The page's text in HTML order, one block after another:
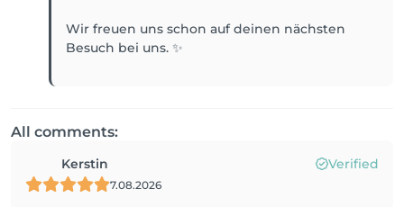
Wir freuen uns schon auf deinen nächsten
Besuch bei uns. ✨
All comments:
Kerstin Verified
7.08.2026